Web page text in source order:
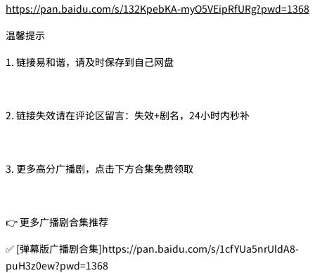
https://pan.baidu.com/s/132KpebKA-myO5VEipRfURg?pwd=1368
温馨提示
1. 链接易和谐，请及时保存到自己网盘
2. 链接失效请在评论区留言：失效+剧名，24小时内秒补
3. 更多高分广播剧，点击下方合集免费领取
👉 更多广播剧合集推荐
✅ [弹幕版广播剧合集]https://pan.baidu.com/s/1cfYUa5nrUldA8-
puH3z0ew?pwd=1368